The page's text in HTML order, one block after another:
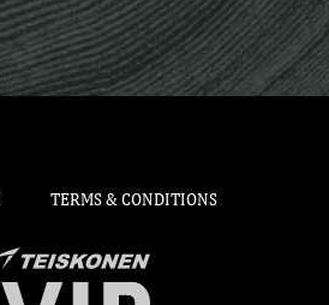
TERMS & CONDITIONS